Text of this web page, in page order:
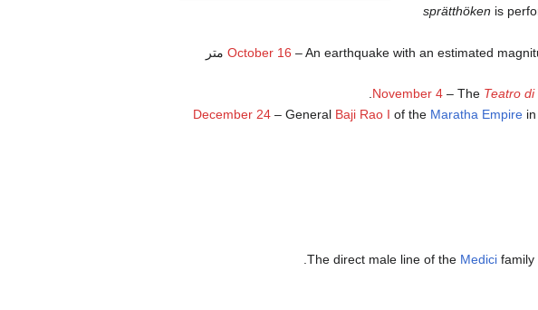
sprätthöken is
October 16 – An earthquake with an estimated
. Tsunamis up to 60 متر
November 4– The Teatro di
December 24– General Baji Rao I of the Maratha Empirein
The direct male line of the Medicifamily